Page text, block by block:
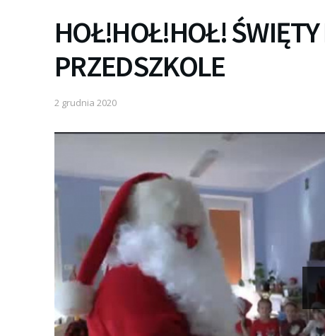
HOŁ!HOŁ!HOŁ!
PRZEDSZKOLE
2 grudnia 2020